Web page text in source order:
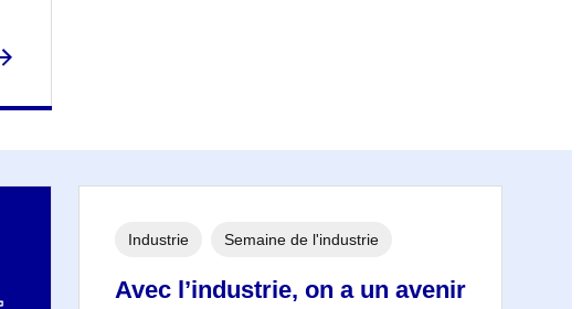
Avec l’industrie, on a un avenir
Industrie Semaine de l'industrie